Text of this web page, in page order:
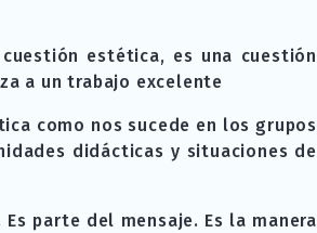
estética, es una cuestión
a un trabajo excelente
como nos sucede en los grupos
didácticas y situaciones de
parte del mensaje. Es la manera